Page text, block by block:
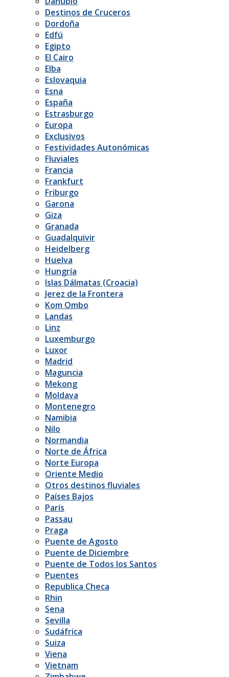
Destinos de Cruceros
Dordoña
Edfú
Egipto
El Cairo
Elba
Eslovaquia
Esna
España
Estrasburgo
Europa
Exclusivos
Festividades Autonómicas
Fluviales
Francia
Frankfurt
Friburgo
Garona
Giza
Granada
Guadalquivir
Heidelberg
Huelva
Hungría
Islas Dálmatas (Croacia)
Jerez de la Frontera
Kom Ombo
Landas
Linz
Luxemburgo
Luxor
Madrid
Maguncia
Mekong
Moldava
Montenegro
Namibia
Nilo
Normandia
Norte de África
Norte Europa
Oriente Medio
Otros destinos fluviales
Países Bajos
París
Passau
Praga
Puente de Agosto
Puente de Diciembre
Puente de Todos los Santos
Puentes
Republica Checa
Rhin
Sena
Sevilla
Sudáfrica
Suiza
Viena
Vietnam